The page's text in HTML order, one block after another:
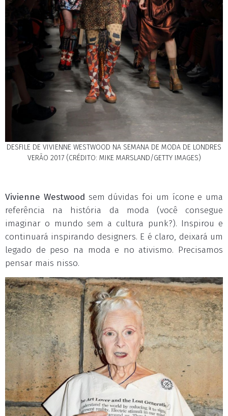
DESFILE DE VIVIENNE WESTWOOD NA SEMANA DE MODA DE LONDRES
VERÃO 2017 (CRÉDITO: MIKE MARSLAND/GETTY IMAGES)
Vivienne Westwood sem dúvidas foi um ícone e uma
referência na história da moda (você consegue
imaginar o mundo sem a cultura punk?). Inspirou e
continuará inspirando designers. E é claro, deixará um
legado de peso na moda e no ativismo. Precisamos
pensar mais nisso.